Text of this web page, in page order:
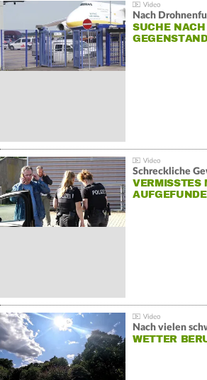
Nach
SUCHE
Schreckliche
VERMISSTES
Nach vielen
WETTER